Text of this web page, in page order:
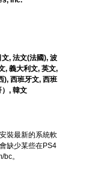
, 法文(法國), 波
, 義大利文, 英文,
), 西班牙文, 西班
）, 韓文
裝最新的系統軟
缺少某些在PS4
。